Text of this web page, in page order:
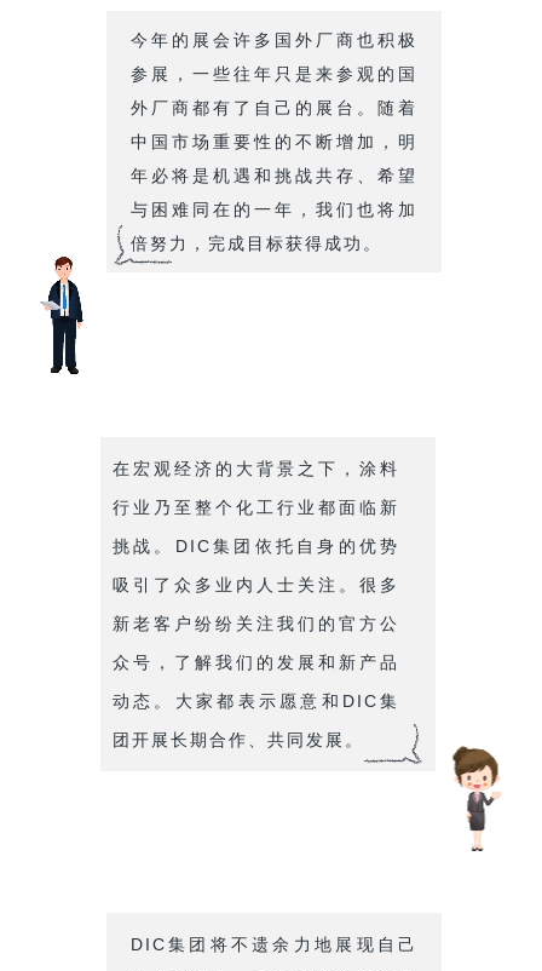
今年的展会许多国外厂商也积极
参展，一些往年只是来参观的国
外厂商都有了自己的展台。随着
中国市场重要性的不断增加，明
年必将是机遇和挑战共存、希望
与困难同在的一年，我们也将加
倍努力，完成目标获得成功。
在宏观经济的大背景之下，涂料
行业乃至整个化工行业都面临新
挑战。DIC集团依托自身的优势
吸引了众多业内人士关注。很多
新老客户纷纷关注我们的官方公
众号，了解我们的发展和新产品
动态。大家都表示愿意和DIC集
团开展长期合作、共同发展。
DIC集团将不遗余力地展现自己